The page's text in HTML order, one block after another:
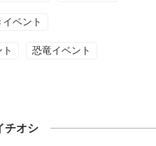
ベント
恐竜イベント
チオシ